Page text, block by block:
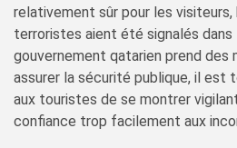
relativement sûr pour les
terroristes aient été signalés dans
gouvernement qatarien prend des
assurer la sécurité publique, il est
aux touristes de se montrer
confiance trop facilement aux